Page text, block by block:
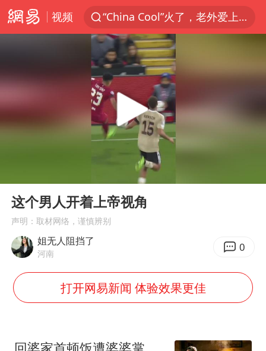
视频
“China Cool”火了，老外爱上中国避暑游
香港宏福苑火灾或由烟头引起
张本智和：零封向鹏不意外
用AI造出新病毒意味着什么
浙江最强风雨时段已锁定
女子被狗舔脚确诊三级暴露 医生回应
Play
这个男人开着上帝视角
声明：取材网络，谨慎辨别
姐无人阻挡了
河南 0
打开网易新闻 体验效果更佳
回婆家首顿饭遭婆婆掌